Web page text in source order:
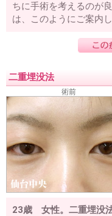
ちに手術を考えるのが
は、このようにご案内し
二重埋没法
術前
23歳 女性。二重埋没